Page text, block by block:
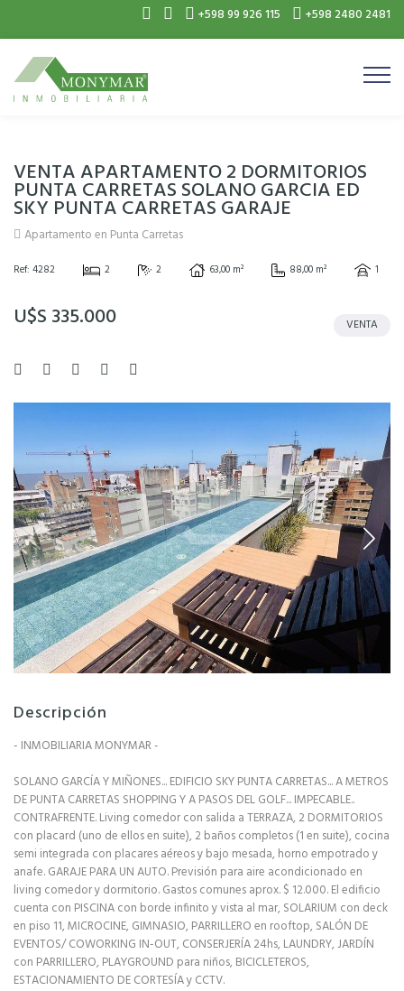
+598 99 926 115 +598 2480 2481
VENTA APARTAMENTO 2 DORMITORIOS
PUNTA CARRETAS SOLANO GARCIA ED
SKY PUNTA CARRETAS GARAJE
Apartamento en Punta Carretas
Ref: 4282 2 2 63,00 m² 88,00 m² 1
U$S 335.000 VENTA
Descripción
- INMOBILIARIA MONYMAR -
SOLANO GARCÍA Y MIÑONES... EDIFICIO SKY PUNTA CARRETAS... A METROS
DE PUNTA CARRETAS SHOPPING Y A PASOS DEL GOLF... IMPECABLE..
CONTRAFRENTE. Living comedor con salida a TERRAZA, 2 DORMITORIOS
con placard (uno de ellos en suite), 2 baños completos (1 en suite), cocina
semi integrada con placares aéreos y bajo mesada, horno empotrado y
anafe. GARAJE PARA UN AUTO. Previsión para aire acondicionado en
living comedor y dormitorio. Gastos comunes aprox. $ 12.000. El edificio
cuenta con PISCINA con borde infinito y vista al mar, SOLARIUM con deck
en piso 11, MICROCINE, GIMNASIO, PARRILLERO en rooftop, SALÓN DE
EVENTOS/ COWORKING IN-OUT, CONSERJERÍA 24hs, LAUNDRY, JARDÍN
con PARRILLERO, PLAYGROUND para niños, BICICLETEROS,
ESTACIONAMIENTO DE CORTESÍA y CCTV.